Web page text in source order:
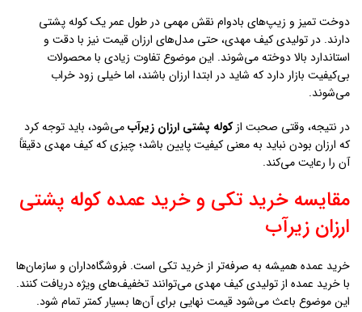
دوخت تمیز و زیپ‌های بادوام نقش مهمی در طول عمر یک کوله پشتی
دارند. در تولیدی کیف مهدی، حتی مدل‌های ارزان قیمت نیز با دقت و
استاندارد بالا دوخته می‌شوند. این موضوع تفاوت زیادی با محصولات
بی‌کیفیت بازار دارد که شاید در ابتدا ارزان باشند، اما خیلی زود خراب
می‌شوند.
در نتیجه، وقتی صحبت ازکوله پشتی ارزان زيرآبمی‌شود، باید توجه کرد
که ارزان بودن نباید به معنی کیفیت پایین باشد؛ چیزی که کیف مهدی دقیقاً
آن را رعایت می‌کند.
مقایسه خرید تکی و خرید عمده کوله پشتی
ارزان زيرآب
خرید عمده همیشه به صرفه‌تر از خرید تکی است. فروشگاه‌داران و سازمان‌ها
با خرید عمده از تولیدی کیف مهدی می‌توانند تخفیف‌های ویژه دریافت کنند.
این موضوع باعث می‌شود قیمت نهایی برای آن‌ها بسیار کمتر تمام شود.